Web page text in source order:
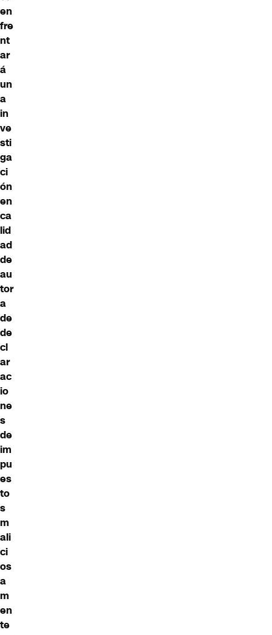
en
fre
nt
ar
á
un
a
in
ve
sti
ga
ci
ón
en
ca
lid
ad
de
au
tor
a
de
de
cl
ar
ac
io
ne
s
de
im
pu
es
to
s
m
ali
ci
os
a
m
en
te